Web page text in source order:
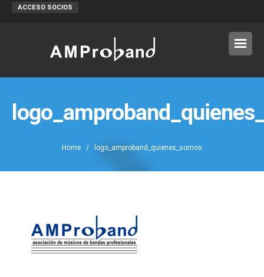
ACCESO SOCIOS
Home / logo_amproband_quienes_somos